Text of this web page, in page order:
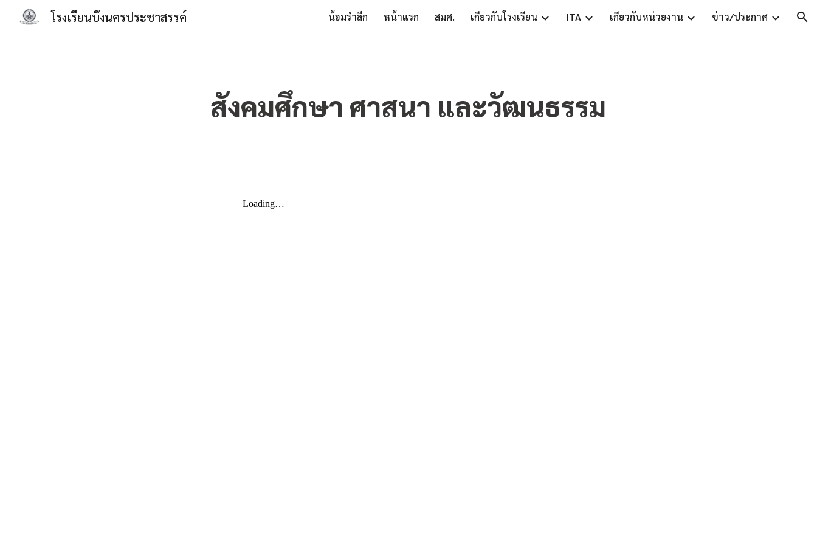
Skip to main content Skip to navigation
โรงเรียนบึงนครประชาสรรค์ น้อมรำลึก หน้าแรก สมศ. เกี่ยวกับโรงเรียน ITA เกี่ยวกับหน่วยงาน ข่าว/ประกาศ
สังคมศึกษา ศาสนา และวัฒนธรรม